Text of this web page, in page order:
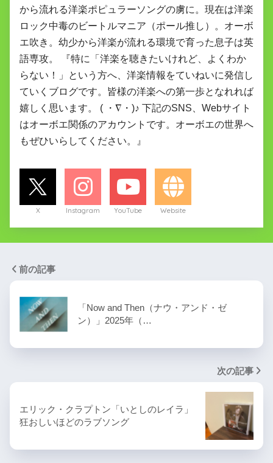
から流れる洋楽ポピュラーソングの虜に。現在は洋楽
ロック中毒のビートルマニア（ポール推し）。オーボ
エ吹き。幼少から洋楽が流れる環境で育った息子は英
語専攻。 『特に「洋楽を聴きたいけれど、よくわか
らない！」という方へ、洋楽情報をていねいに発信し
ていくブログです。皆様の洋楽への第一歩となれれば
嬉しく思います。 ( ・∇・)♪ 下記のSNS、Webサイト
はオーボエ関係のアカウントです。オーボエの世界へ
もぜひいらしてください。』
X Instagram YouTube Website
前の記事
「Now and Then（ナウ・アンド・ゼ
ン）」2025年（…
次の記事
エリック・クラプトン「いとしのレイラ」
狂おしいほどのラブソング